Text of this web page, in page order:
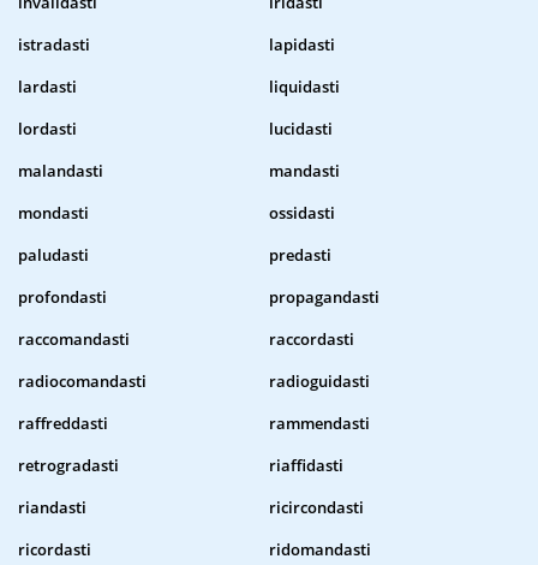
istradasti
lapidasti
lardasti
liquidasti
lordasti
lucidasti
malandasti
mandasti
mondasti
ossidasti
paludasti
predasti
profondasti
propagandasti
raccomandasti
raccordasti
radiocomandasti
radioguidasti
raffreddasti
rammendasti
retrogradasti
riaffidasti
riandasti
ricircondasti
ricordasti
ridomandasti